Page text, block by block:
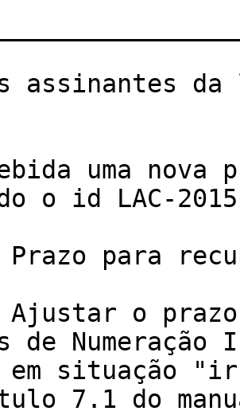
assinantes
uma
o id LAC-
para
Ajustar o
de
em situação
7.1 do